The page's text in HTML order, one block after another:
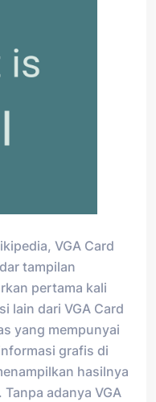
VGA Card
tampilan
pertama kali
lain dari VGA Card
yang mempunyai
grafis di
hasilnya
adanya VGA